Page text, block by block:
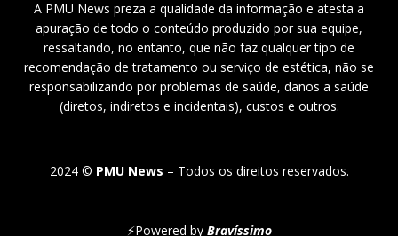
A PMU News preza a qualidade da informação e atesta a
apuração de todo o conteúdo produzido por sua equipe,
ressaltando, no entanto, que não faz qualquer tipo de
recomendação de tratamento ou serviço de estética, não se
responsabilizando por problemas de saúde, danos a saúde
(diretos, indiretos e incidentais), custos e outros.
2024 © PMU News – Todos os direitos reservados.
⚡Powered by Bravíssimo